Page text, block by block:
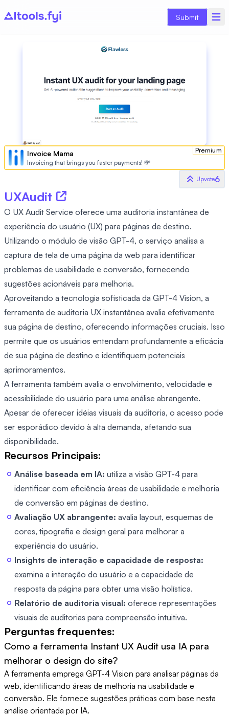
Submit
Premium
Invoice Mama
Invoicing that brings you faster payments! 💸
Upvote6
UXAudit
O UX Audit Service oferece uma auditoria instantânea de
experiência do usuário (UX) para páginas de destino.
Utilizando o módulo de visão GPT-4, o serviço analisa a
captura de tela de uma página da web para identificar
problemas de usabilidade e conversão, fornecendo
sugestões acionáveis ​​para melhoria.
Aproveitando a tecnologia sofisticada da GPT-4 Vision, a
ferramenta de auditoria UX instantânea avalia efetivamente
sua página de destino, oferecendo informações cruciais. Isso
permite que os usuários entendam profundamente a eficácia
de sua página de destino e identifiquem potenciais
aprimoramentos.
A ferramenta também avalia o envolvimento, velocidade e
acessibilidade do usuário para uma análise abrangente.
Apesar de oferecer idéias visuais da auditoria, o acesso pode
ser esporádico devido à alta demanda, afetando sua
disponibilidade.
Recursos Principais:
Análise baseada em IA: utiliza a visão GPT-4 para
identificar com eficiência áreas de usabilidade e melhoria
de conversão em páginas de destino.
Avaliação UX abrangente: avalia layout, esquemas de
cores, tipografia e design geral para melhorar a
experiência do usuário.
Insights de interação e capacidade de resposta:
examina a interação do usuário e a capacidade de
resposta da página para obter uma visão holística.
Relatório de auditoria visual: oferece representações
visuais de auditorias para compreensão intuitiva.
Perguntas frequentes:
Como a ferramenta Instant UX Audit usa IA para
melhorar o design do site?
A ferramenta emprega GPT-4 Vision para analisar páginas da
web, identificando áreas de melhoria na usabilidade e
conversão. Ele fornece sugestões práticas com base nesta
análise orientada por IA.